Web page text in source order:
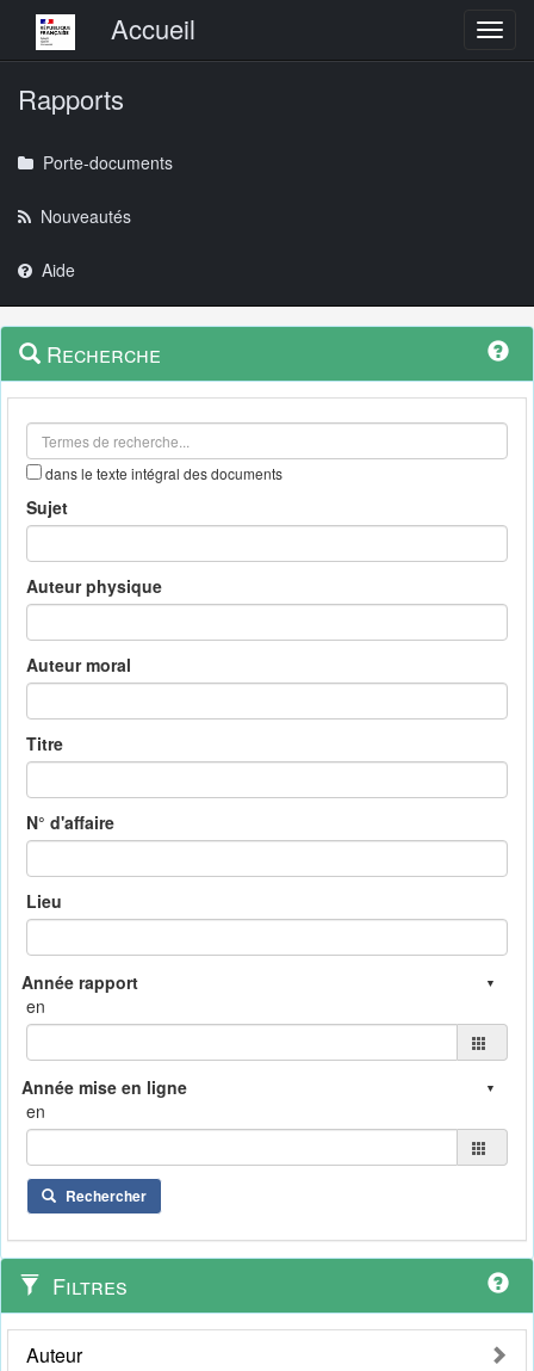
Menu principalAccueil
Rapports
Porte-documents
Nouveautés
Aide
Navigation
outils
Menu
contextuel
Recherche
dans le texte intégral des documents
Sujet
Auteur physique
Auteur moral
Titre
N° d'affaire
Lieu
en
en
Rechercher
Filtres
Auteur